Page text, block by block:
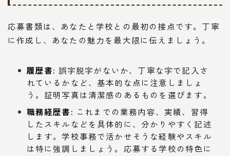
応募書類は、あなたと学校との最初の接点です。丁寧
に作成し、あなたの魅力を最大限に伝えましょう。
履歴書: 誤字脱字がないか、丁寧な字で記入さ
れているかなど、基本的な点に注意しましょ
う。証明写真は清潔感のあるものを選びます。
職務経歴書: これまでの業務内容、実績、習得
したスキルなどを具体的に、分かりやすく記述
します。学校事務で活かせそうな経験やスキル
は特に強調しましょう。応募する学校の特色に